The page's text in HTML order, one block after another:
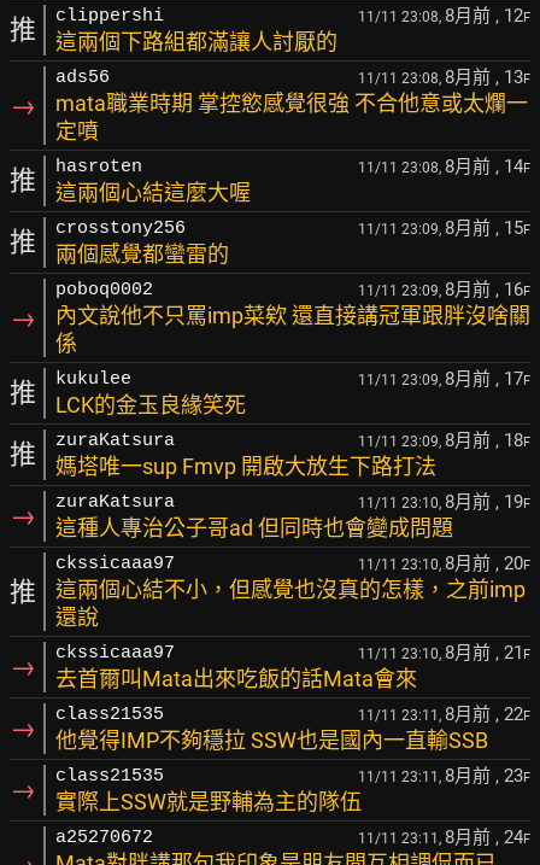
推 clippershi 11/11 23:08, 8月前 , 12F
這兩個下路組都滿讓人討厭的
→
ads56 11/11 23:08, 8月前 , 13F
mata職業時期 掌控慾感覺很強 不合他意或太爛一
定噴
推 hasroten 11/11 23:08, 8月前 , 14F
這兩個心結這麼大喔
推 crosstony256 11/11 23:09, 8月前 , 15F
兩個感覺都蠻雷的
→
poboq0002 11/11 23:09, 8月前 , 16F
內文說他不只罵imp菜欸 還直接講冠軍跟胖沒啥關
係
推 kukulee 11/11 23:09, 8月前 , 17F
LCK的金玉良緣笑死
推 zuraKatsura 11/11 23:09, 8月前 , 18F
媽塔唯一sup Fmvp 開啟大放生下路打法
→ zuraKatsura 11/11 23:10, 8月前 , 19F
這種人專治公子哥ad 但同時也會變成問題
推
ckssicaaa97 11/11 23:10, 8月前 , 20F
這兩個心結不小，但感覺也沒真的怎樣，之前imp
還說
→ ckssicaaa97 11/11 23:10, 8月前 , 21 F
去首爾叫Mata出來吃飯的話Mata會來
→ class21535 11/11 23:11, 8月前 , 22F
他覺得IMP不夠穩拉 SSW也是國內一直輸SSB
→ class21535 11/11 23:11, 8月前 , 23F
實際上SSW就是野輔為主的隊伍
a25270672 11/11 23:11, 8月前 , 24F